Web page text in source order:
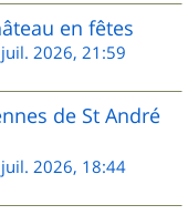
en fêtes
2026, 21:59
de St André
2026, 18:44